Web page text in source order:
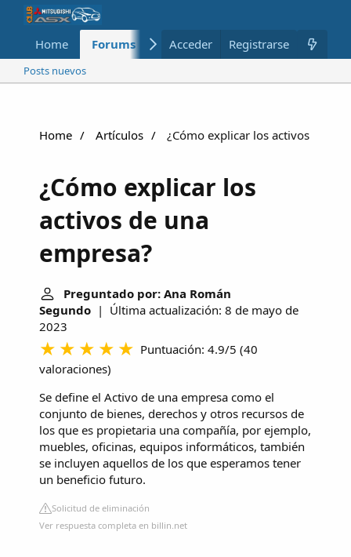
Home Forums Nuevo Miembros
Acceder Registrarse
Posts nuevos
Home Artículos ¿Cómo explicar los activos de
¿Cómo explicar los
activos de una
empresa?
Preguntado por: Ana Román
Segundo | Última actualización: 8 de mayo de
2023
Puntuación: 4.9/5 (40
valoraciones)
Se define el Activo de una empresa como el
conjunto de bienes, derechos y otros recursos de
los que es propietaria una compañía, por ejemplo,
muebles, oficinas, equipos informáticos, también
se incluyen aquellos de los que esperamos tener
un beneficio futuro.
Solicitud de eliminación
Ver respuesta completa en billin.net